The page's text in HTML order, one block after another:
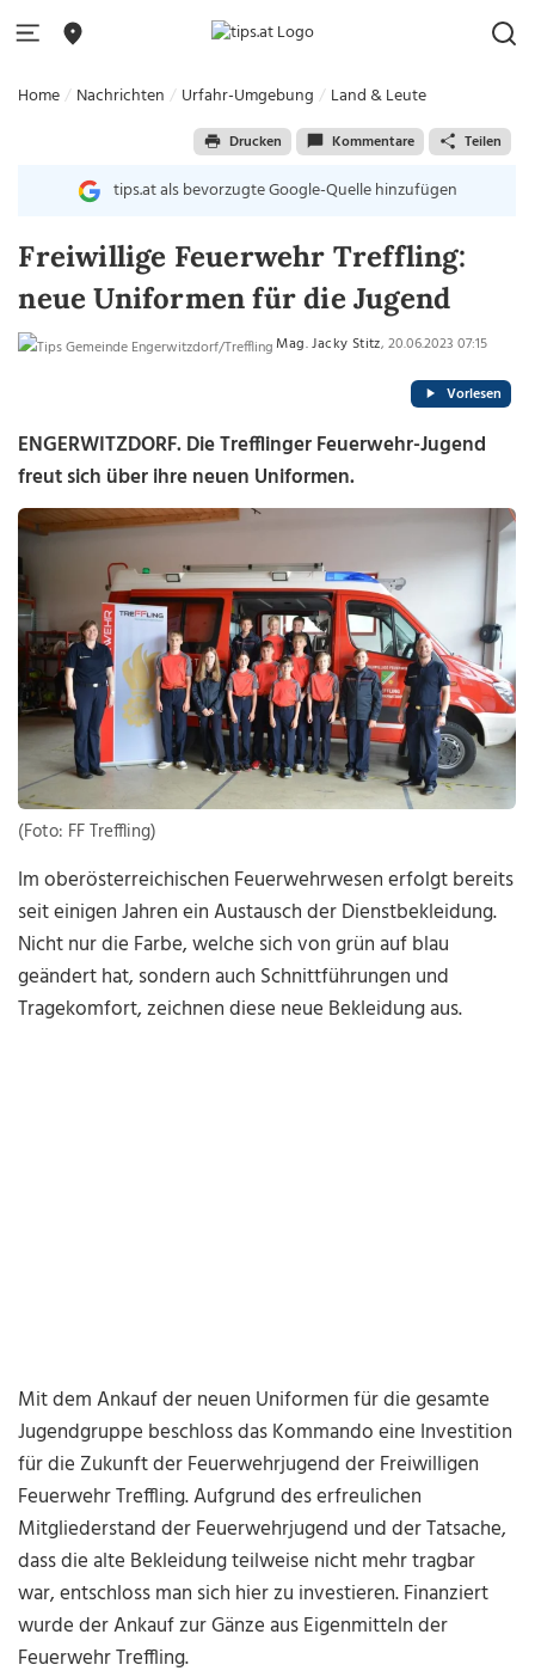
Home Nachrichten Urfahr-Umgebung Land & Leute
Drucken Kommentare Teilen
tips.at als bevorzugte Google-Quelle hinzufügen
Freiwillige Feuerwehr Treffling:
neue Uniformen für die Jugend
Mag. Jacky Stitz, 20.06.2023 07:15
Vorlesen
ENGERWITZDORF. Die Trefflinger Feuerwehr-Jugend
freut sich über ihre neuen Uniformen.
(Foto: FF Treffling)
Im oberösterreichischen Feuerwehrwesen erfolgt bereits
seit einigen Jahren ein Austausch der Dienstbekleidung.
Nicht nur die Farbe, welche sich von grün auf blau
geändert hat, sondern auch Schnittführungen und
Tragekomfort, zeichnen diese neue Bekleidung aus.
Mit dem Ankauf der neuen Uniformen für die gesamte
Jugendgruppe beschloss das Kommando eine Investition
für die Zukunft der Feuerwehrjugend der Freiwilligen
Feuerwehr Treffling. Aufgrund des erfreulichen
Mitgliederstand der Feuerwehrjugend und der Tatsache,
dass die alte Bekleidung teilweise nicht mehr tragbar
war, entschloss man sich hier zu investieren. Finanziert
wurde der Ankauf zur Gänze aus Eigenmitteln der
Feuerwehr Treffling.